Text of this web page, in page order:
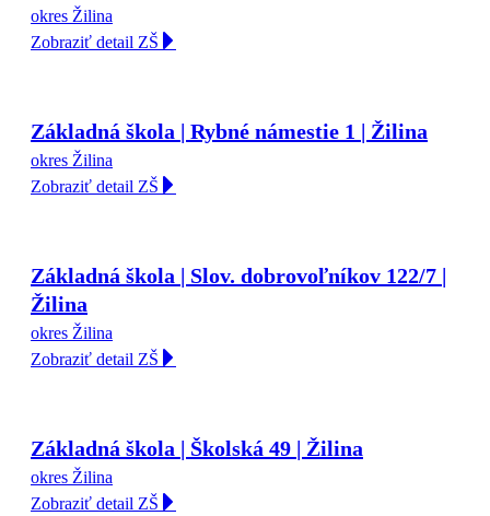
okres Žilina
Zobraziť detail ZŠ
Základná škola | Rybné námestie 1 | Žilina
okres Žilina
Zobraziť detail ZŠ
Základná škola | Slov. dobrovoľníkov 122/7 |
Žilina
okres Žilina
Zobraziť detail ZŠ
Základná škola | Školská 49 | Žilina
okres Žilina
Zobraziť detail ZŠ